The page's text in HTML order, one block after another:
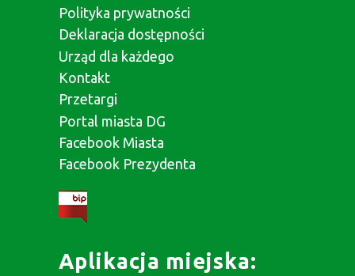
Polityka prywatności
Deklaracja dostępności
Urząd dla każdego
Kontakt
Przetargi
Portal miasta DG
Facebook Miasta
Facebook Prezydenta
Aplikacja miejska: